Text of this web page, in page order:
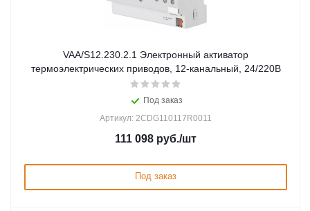
VAA/S12.230.2.1 Электронный активатор
термоэлектрических приводов, 12-канальный, 24/220В
Под заказ
Артикул: 2CDG110117R0011
111 098 руб./шт
Под заказ